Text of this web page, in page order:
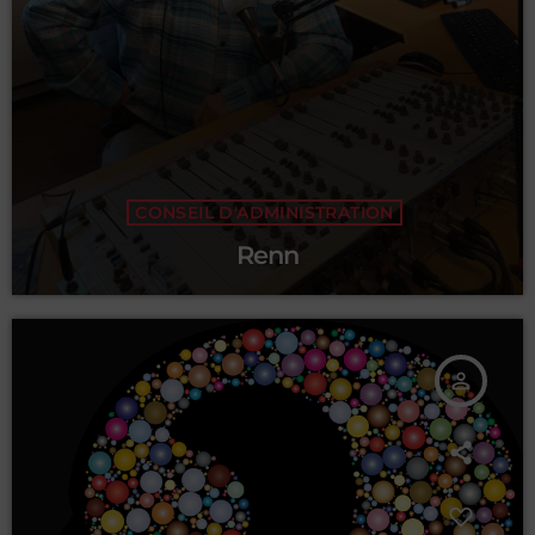
CONSEIL D'ADMINISTRATION
Renn
person_outline